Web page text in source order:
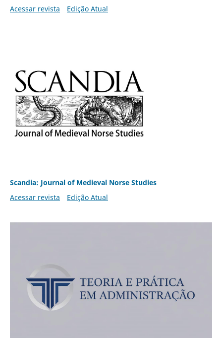
Acessar revista
Edição Atual
Scandia: Journal of Medieval Norse Studies
Acessar revista
Edição Atual